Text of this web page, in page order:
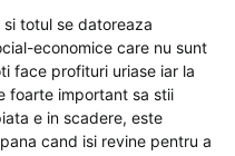
totul se datoreaza
economice care nu sunt
face profituri uriase iar la
foarte important sa stii
e in scadere, este
cand isi revine pentru a